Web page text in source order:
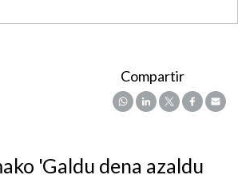
Compartir
'Galdu dena azaldu